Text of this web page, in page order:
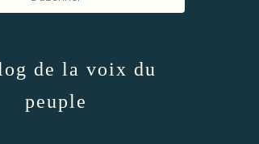
de la voix du
peuple